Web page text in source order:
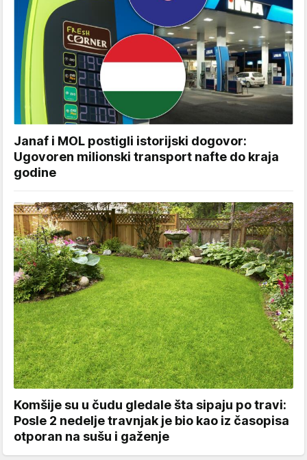
Janaf i MOL postigli istorijski dogovor:
Ugovoren milionski transport nafte do kraja
godine
Komšije su u čudu gledale šta sipaju po travi:
Posle 2 nedelje travnjak je bio kao iz časopisa
otporan na sušu i gaženje